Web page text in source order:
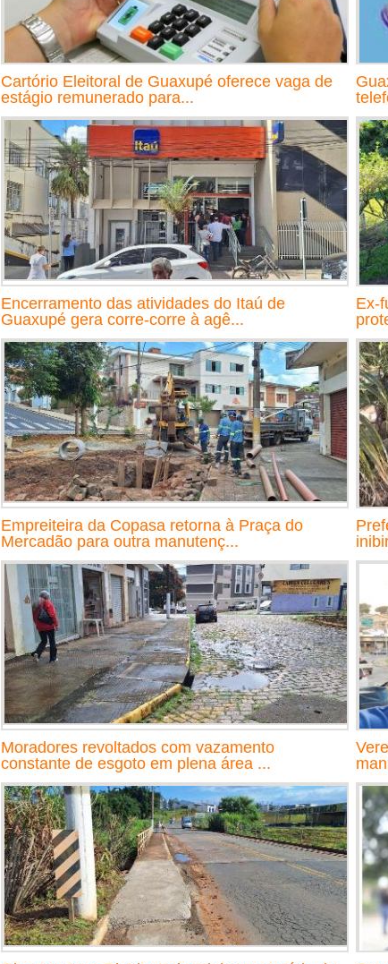
Cartório Eleitoral de Guaxupé oferece vaga de
estágio remunerado para...
Encerramento das atividades do Itaú de
Guaxupé gera corre-corre à agê...
Ex-
Empreiteira da Copasa retorna à Praça do
Mercadão para outra manutenç...
Moradores revoltados com vazamento
constante de esgoto em plena área ...